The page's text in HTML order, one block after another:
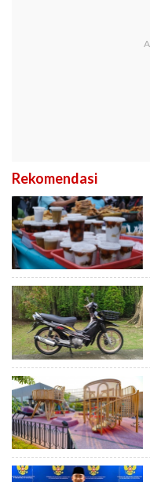
Rekomendasi